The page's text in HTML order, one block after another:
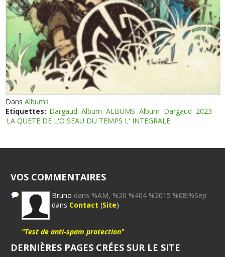
DansAlbums
Etiquettes: Dargaud Album ALBUMS Album Dargaud 2023
LA QUETE DE L'OISEAU DU TEMPS L' INTEGRALE
VOS COMMENTAIRES
Bruno dans %AM, %20 %404 %2015 %08:%Sep
dans Contact (Site)
"Test de anti-spam protection"
DERNIÈRES PAGES CRÉES SUR LE SITE